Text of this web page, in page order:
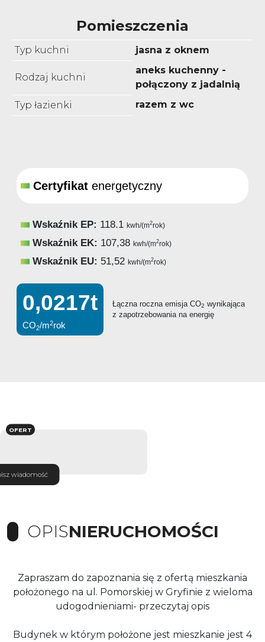
Pomieszczenia
Typ kuchni jasna z oknem
Rodzaj kuchni
aneks kuchenny -
połączony z jadalnią
Typ łazienki
razem z wc
Certyfikat energetyczny
Wskaźnik EP: 118.1 kwh/(m2rok)
Wskaźnik EK: 107,38 kwh/(m2rok)
Wskaźnik EU: 51,52 kwh/(m2rok)
0,0217t
CO2/m2rok
Łączna roczna emisja CO2 wynikająca
z zapotrzebowania na energię
wiadomość
OFERT
OPISNIERUCHOMOŚCI
Zapraszam do zapoznania się z ofertą mieszkania
położonego na ul. Pomorskiej w Gryfinie z wieloma
udogodnieniami- przeczytaj opis
Budynek w którym położone jest mieszkanie jest 4